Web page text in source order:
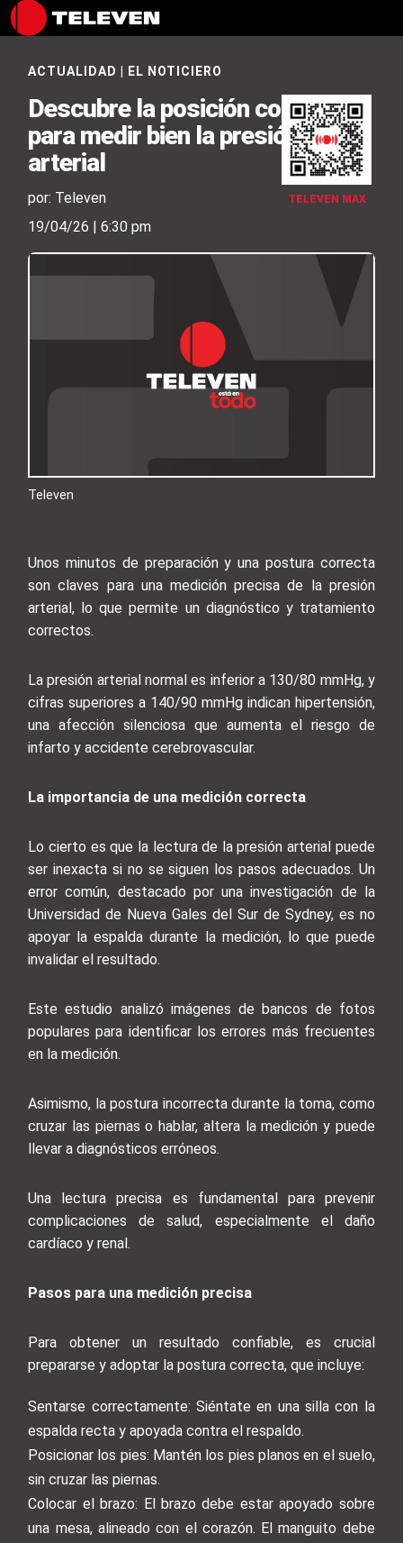
TELEVEN MAX
ACTUALIDAD EL NOTICIERO
Descubre la posición correcta
para medir bien la presión
arterial
por: Televen
19/04/26 | 6:30 pm
Televen
Unos minutos de preparación y una postura correcta
son claves para una medición precisa de la presión
arterial, lo que permite un diagnóstico y tratamiento
correctos.
La presión arterial normal es inferior a 130/80 mmHg, y
cifras superiores a 140/90 mmHg indican hipertensión,
una afección silenciosa que aumenta el riesgo de
infarto y accidente cerebrovascular.
La importancia de una medición correcta
Lo cierto es que la lectura de la presión arterial puede
ser inexacta si no se siguen los pasos adecuados. Un
error común, destacado por una investigación de la
Universidad de Nueva Gales del Sur de Sydney, es no
apoyar la espalda durante la medición, lo que puede
invalidar el resultado.
Este estudio analizó imágenes de bancos de fotos
populares para identificar los errores más frecuentes
en la medición.
Asimismo, la postura incorrecta durante la toma, como
cruzar las piernas o hablar, altera la medición y puede
llevar a diagnósticos erróneos.
Una lectura precisa es fundamental para prevenir
complicaciones de salud, especialmente el daño
cardíaco y renal.
Pasos para una medición precisa
Para obtener un resultado confiable, es crucial
prepararse y adoptar la postura correcta, que incluye:
Sentarse correctamente: Siéntate en una silla con la
espalda recta y apoyada contra el respaldo.
Posicionar los pies: Mantén los pies planos en el suelo,
sin cruzar las piernas.
Colocar el brazo: El brazo debe estar apoyado sobre
una mesa, alineado con el corazón. El manguito debe